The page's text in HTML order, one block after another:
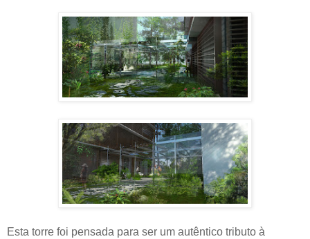
Esta torre foi pensada para ser um autêntico tributo à